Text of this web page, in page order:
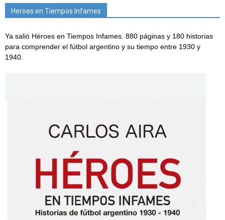
Heroes en Tiempos Infames
Ya salió Héroes en Tiempos Infames. 880 páginas y 180 historias
para comprender el fútbol argentino y su tiempo entre 1930 y
1940.